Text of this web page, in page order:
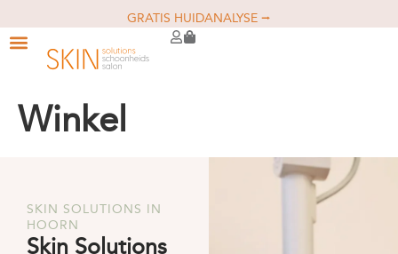
GRATIS HUIDANALYSE ⭢
Winkel
SKIN SOLUTIONS IN
HOORN
Skin Solutions